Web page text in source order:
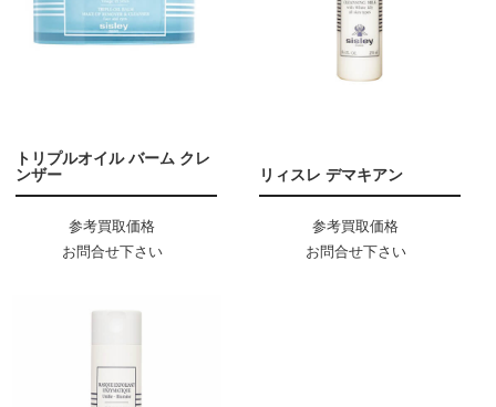
トリプルオイル バーム クレ
ンザー
参考買取価格
お問合せ下さい
リィスレ デマキアン
参考買取価格
お問合せ下さい